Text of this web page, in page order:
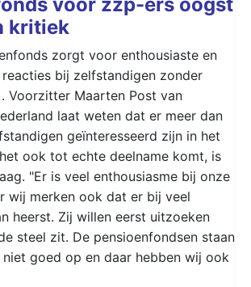
voor zzp-ers oogst
kritiek
zorgt voor enthousiaste en
bij zelfstandigen zonder
Voorzitter Maarten Post van
laat weten dat er meer dan
geïnteresseerd zijn in het
ook tot echte deelname komt, is
"Er is veel enthousiasme bij onze
wij merken ook dat er bij veel
heerst. Zij willen eerst uitzoeken
steel zit. De pensioenfondsen staan
niet goed op en daar hebben wij ook